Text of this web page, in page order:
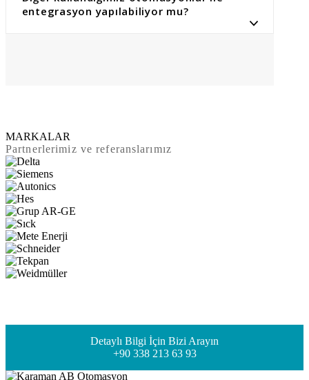
entegrasyon yapılabiliyor mu?
MARKALAR
Partnerlerimiz ve referanslarımız
Detaylı Bilgi İçin Bizi Arayın
+90 338 213 63 93